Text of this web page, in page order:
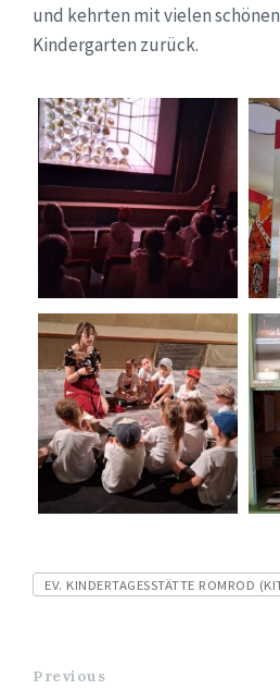
und kehrten mit vielen
Kindergarten zurück.
Tags
EV. KINDERTAGESSTÄTTE ROMROD
Previous